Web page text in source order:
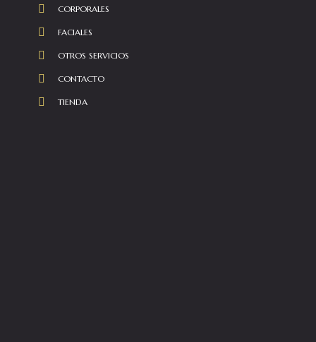
CORPORALES
FACIALES
OTROS SERVICIOS
CONTACTO
TIENDA